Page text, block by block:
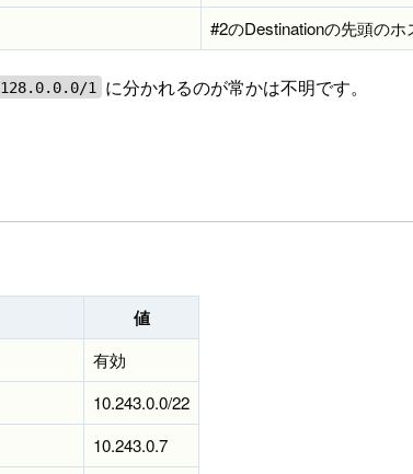
#2のDestinationの先頭のホ
128.0.0.0/1 に分かれるのが常かは不明です。
値
有効
10.243.0.0/22
10.243.0.7